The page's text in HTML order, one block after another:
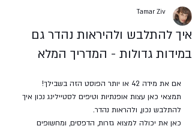
איך להתלבש ולהיראות נהדר גם
במידות גדולות - המדריך המלא
Tamar Ziv
אם את מידה 42 או יותר הפוסט הזה בשבילך!
תמצאי כאן עצות אופנתיות וטיפים לסטיילינג נכון איך
להתלבש נכון, ולהראות נהדר.
כאן את יכולה למצוא גזרות, הדפסים, ומחשופים